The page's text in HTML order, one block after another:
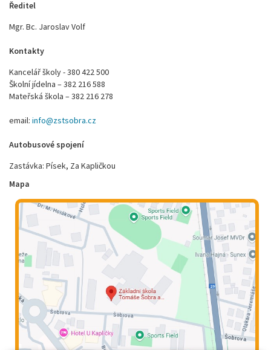
Ředitel
Mgr. Bc. Jaroslav Volf
Kontakty
Kancelář školy - 380 422 500
Školní jídelna – 382 216 588
Mateřská škola – 382 216 278
email: info@zstsobra.cz
Autobusové spojení
Zastávka: Písek, Za Kapličkou
Mapa